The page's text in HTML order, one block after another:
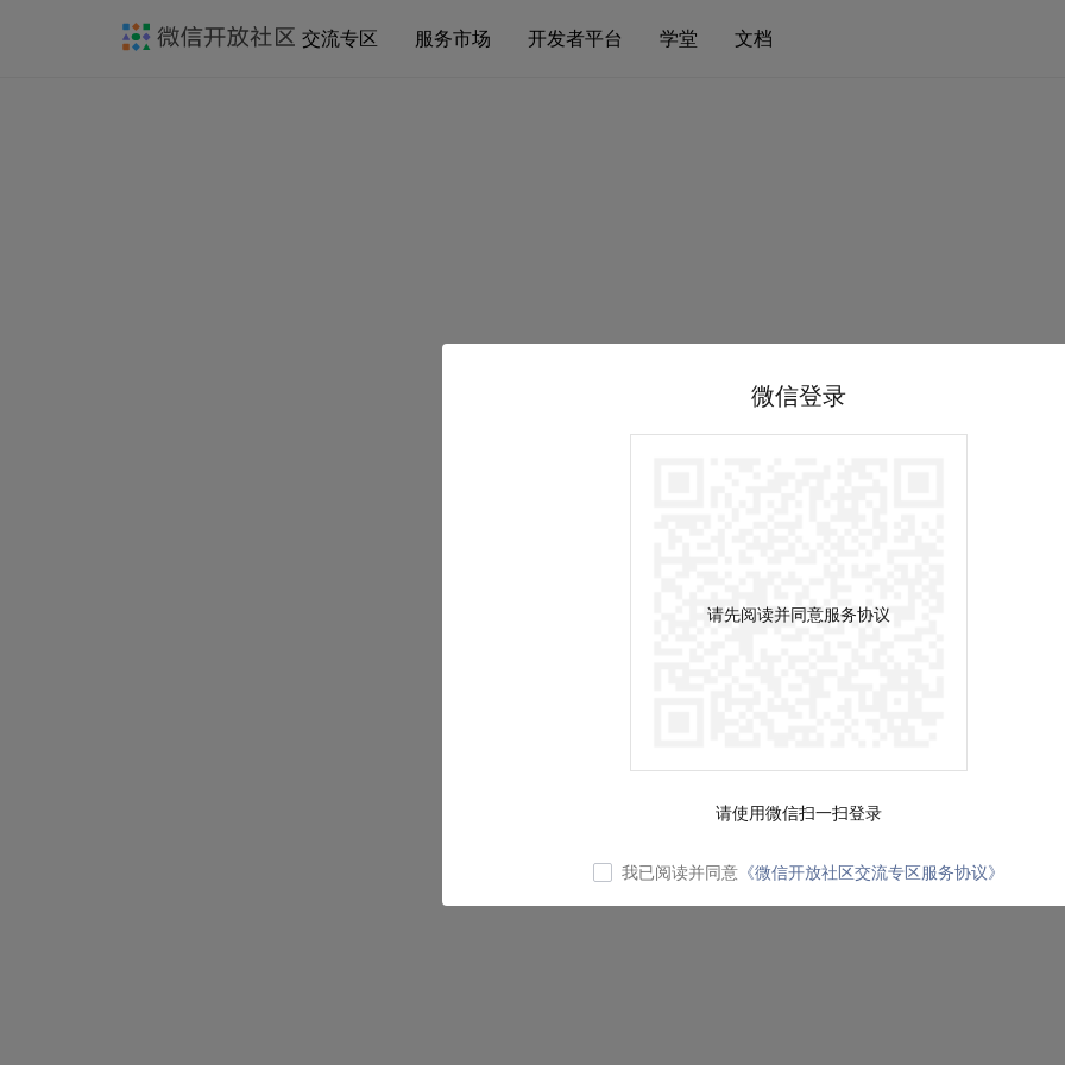
交流专区 服务市场 开发者平台 学堂 文档
微信登录
请先阅读并同意服务协议
请使用微信扫一扫登录
我已阅读并同意 《微信开放社区交流专区服务协议》